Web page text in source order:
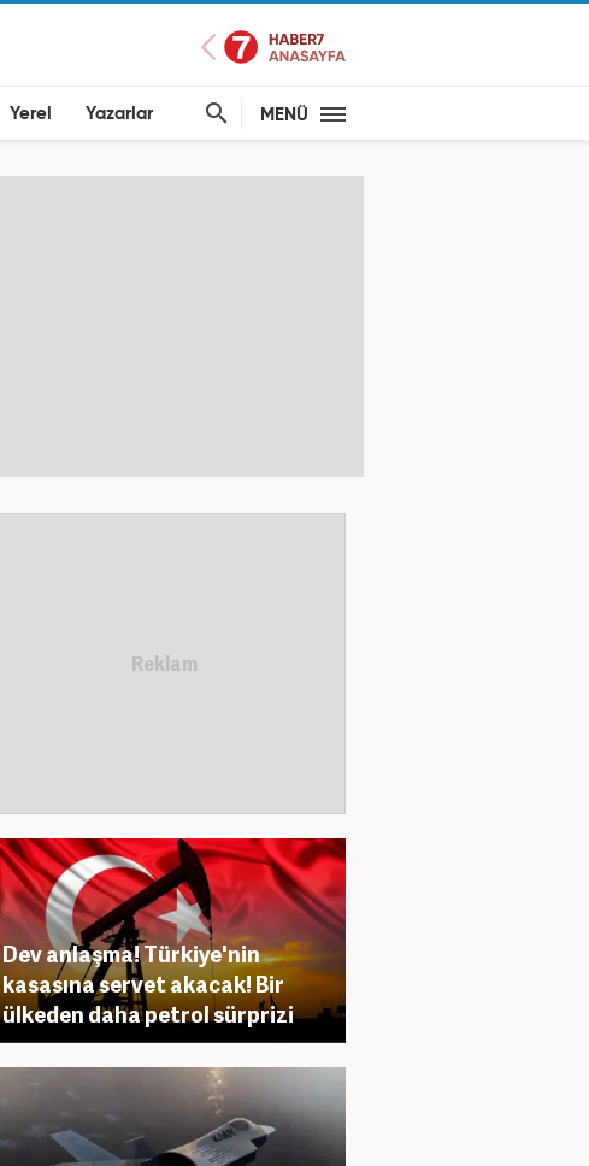
Yerel Yazarlar MENÜ
Dev anlaşma! Türkiye'nin
kasasına servet akacak! Bir
ülkeden daha petrol sürprizi